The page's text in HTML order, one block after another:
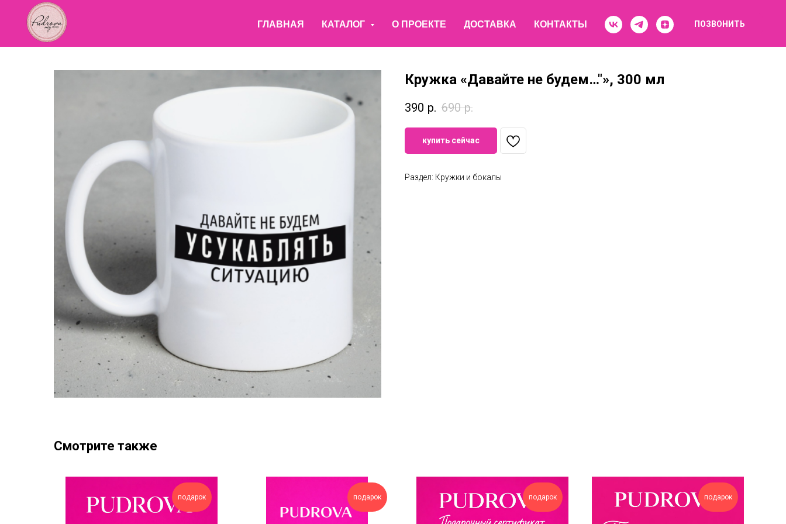
ГЛАВНАЯ КАТАЛОГ О ПРОЕКТЕ ДОСТАВКА КОНТАКТЫ ПОЗВОНИТЬ
Кружка «Давайте не будем…"», 300 мл
390 р. 690 р.
купить сейчас
Раздел: Кружки и бокалы
Смотрите также
подарок подарок подарок подарок